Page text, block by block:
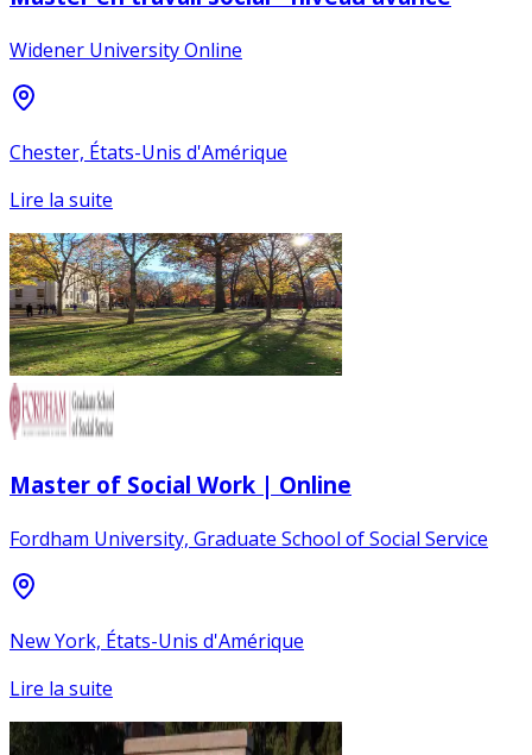
Widener University Online
Chester, États-Unis d'Amérique
Lire la suite
Master of Social Work | Online
Fordham University, Graduate School of Social Service
New York, États-Unis d'Amérique
Lire la suite